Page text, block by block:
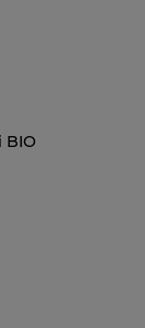
BIO